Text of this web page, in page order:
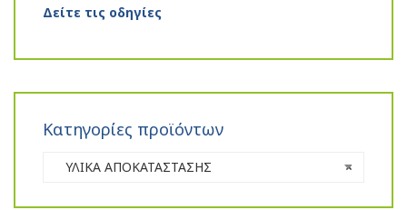
Δείτε τις οδηγίες
Κατηγορίες προϊόντων
×
ΥΛΙΚΑ ΑΠΟΚΑΤΑΣΤΑΣΗΣ